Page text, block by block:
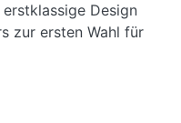
Design
zur ersten Wahl für